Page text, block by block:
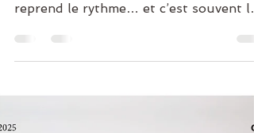
Après le tourbillon des fêtes, on remet
reprend le rythme… et c’est souvent là
que remontent les questions, les
newsletter, vous trouverez le